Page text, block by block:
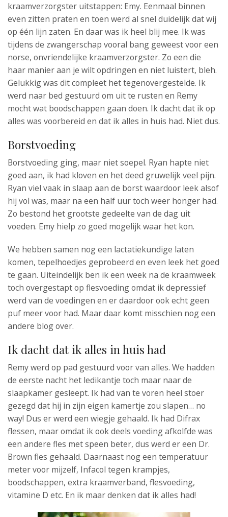
kraamverzorgster uitstappen: Emy. Eenmaal binnen
even zitten praten en toen werd al snel duidelijk dat wij
op één lijn zaten. En daar was ik heel blij mee. Ik was
tijdens de zwangerschap vooral bang geweest voor een
norse, onvriendelijke kraamverzorgster. Zo een die
haar manier aan je wilt opdringen en niet luistert, bleh.
Gelukkig was dit compleet het tegenovergestelde. Ik
werd naar bed gestuurd om uit te rusten en Remy
mocht wat boodschappen gaan doen. Ik dacht dat ik op
alles was voorbereid en dat ik alles in huis had. Niet dus.
Borstvoeding
Borstvoeding ging, maar niet soepel. Ryan hapte niet
goed aan, ik had kloven en het deed gruwelijk veel pijn.
Ryan viel vaak in slaap aan de borst waardoor leek alsof
hij vol was, maar na een half uur toch weer honger had.
Zo bestond het grootste gedeelte van de dag uit
voeden. Emy hielp zo goed mogelijk waar het kon.
We hebben samen nog een lactatiekundige laten
komen, tepelhoedjes geprobeerd en even leek het goed
te gaan. Uiteindelijk ben ik een week na de kraamweek
toch overgestapt op flesvoeding omdat ik depressief
werd van de voedingen en er daardoor ook echt geen
puf meer voor had. Maar daar komt misschien nog een
andere blog over.
Ik dacht dat ik alles in huis had
Remy werd op pad gestuurd voor van alles. We hadden
de eerste nacht het ledikantje toch maar naar de
slaapkamer gesleept. Ik had van te voren heel stoer
gezegd dat hij in zijn eigen kamertje zou slapen… no
way! Dus er werd een wiegje gehaald. Ik had Difrax
flessen, maar omdat ik ook deels voeding afkolfde was
een andere fles met speen beter, dus werd er een Dr.
Brown fles gehaald. Daarnaast nog een temperatuur
meter voor mijzelf, Infacol tegen krampjes,
boodschappen, extra kraamverband, flesvoeding,
vitamine D etc. En ik maar denken dat ik alles had!